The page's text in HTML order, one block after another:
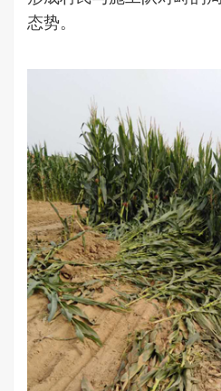
态势。